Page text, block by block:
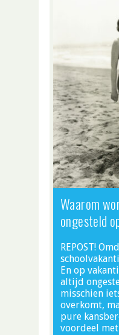
Waarom
ongesteld
REPOST!
En op
altijd
misschien
overkomt,
pure
voordeel